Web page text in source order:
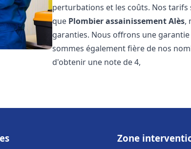
perturbations et les coûts. Nos
que Plombier assainissementAlès,
garanties. Nous offrons une
sommes également fière de nos
d'obtenir une note de 4,
Zone